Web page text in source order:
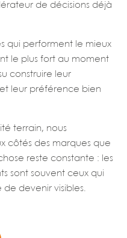
de décisions déjà
qui performent le mieux
le plus fort au moment
construire leur
leur préférence bien
terrain, nous
côtés des marques que
reste constante : les
sont souvent ceux qui
devenir visibles.